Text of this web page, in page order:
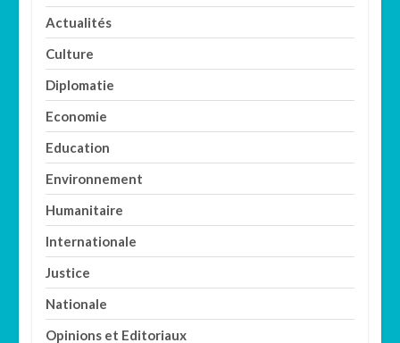
Actualités
Culture
Diplomatie
Economie
Education
Environnement
Humanitaire
Internationale
Justice
Nationale
Opinions et Editoriaux